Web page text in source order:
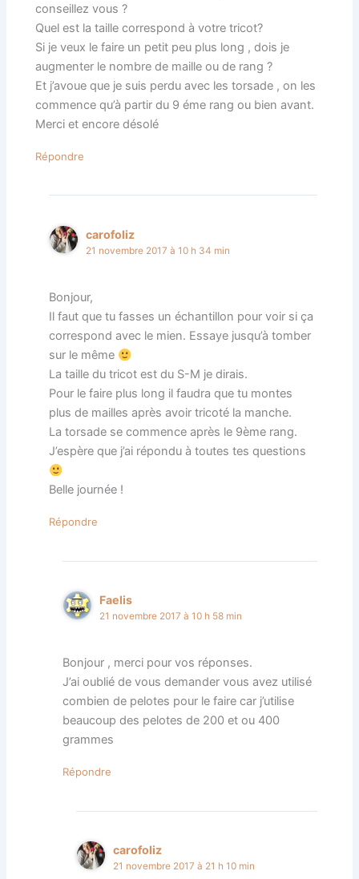
conseillez vous ?
Quel est la taille correspond à votre tricot?
Si je veux le faire un petit peu plus long , dois je
augmenter le nombre de maille ou de rang ?
Et j’avoue que je suis perdu avec les torsade , on les
commence qu’à partir du 9 éme rang ou bien avant.
Merci et encore désolé
Répondre
carofoliz
21 novembre 2017 à 10 h 34 min
Bonjour,
Il faut que tu fasses un échantillon pour voir si ça
correspond avec le mien. Essaye jusqu’à tomber
sur le même
La taille du tricot est du S-M je dirais.
Pour le faire plus long il faudra que tu montes
plus de mailles après avoir tricoté la manche.
La torsade se commence après le 9ème rang.
J’espère que j’ai répondu à toutes tes questions
Belle journée !
Répondre
Faelis
21 novembre 2017 à 10 h 58 min
Bonjour , merci pour vos réponses.
J’ai oublié de vous demander vous avez utilisé
combien de pelotes pour le faire car j’utilise
beaucoup des pelotes de 200 et ou 400
grammes
Répondre
carofoliz
21 novembre 2017 à 21 h 10 min